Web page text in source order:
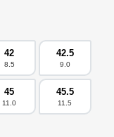
42
8.5
42.5
9.0
45
11.0
45.5
11.5